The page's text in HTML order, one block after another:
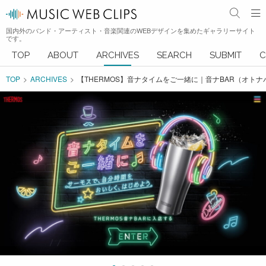
国内外のバンド・アーティスト・音楽関連のWEBデザインを集めたギャラリーサイト
です。
TOP ABOUT ARCHIVES SEARCH SUBMIT
TOP ARCHIVES 【THERMOS】音ナタイムをご一緒に｜音ナBAR（オト